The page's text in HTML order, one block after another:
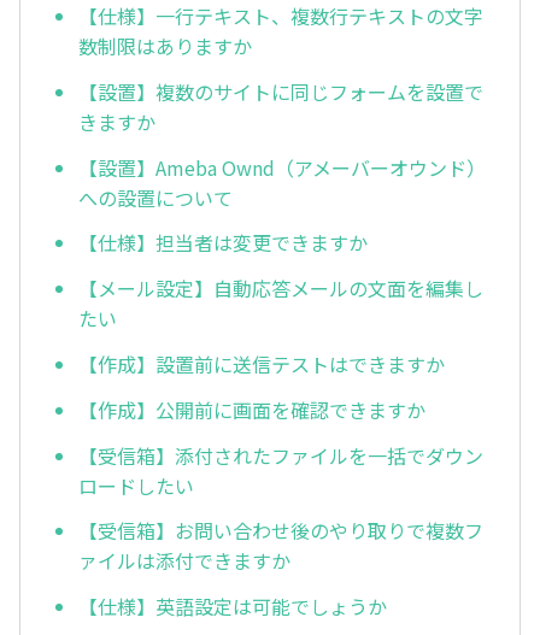
【仕様】一行テキスト、複数行テキストの文字
数制限はありますか
【設置】複数のサイトに同じフォームを設置で
きますか
【設置】Ameba Ownd（アメーバーオウンド）
への設置について
【仕様】担当者は変更できますか
【メール設定】自動応答メールの文面を編集し
たい
【作成】設置前に送信テストはできますか
【作成】公開前に画面を確認できますか
【受信箱】添付されたファイルを一括でダウン
ロードしたい
【受信箱】お問い合わせ後のやり取りで複数フ
ァイルは添付できますか
【仕様】英語設定は可能でしょうか